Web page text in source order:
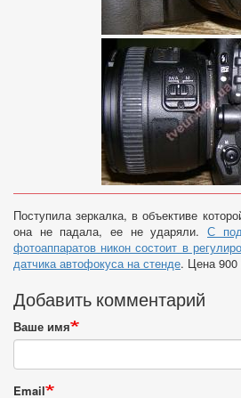
Поступила зеркалка, в объективе
она не падала, ее не ударяли. С
фотоаппаратов никон состоит в
датчика автофокуса на стенде. Цена 900
Добавить комментарий
Ваше имя
Email